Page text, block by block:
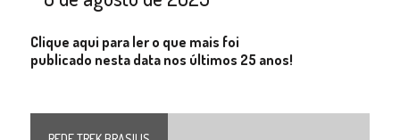
Clique aqui para ler o que mais foi
publicado nesta data nos últimos 25 anos!